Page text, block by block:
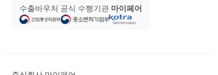
수출바우처 공식 수행기관 마이페어